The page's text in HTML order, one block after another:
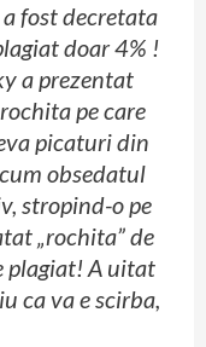
fost decretata
doar 4% !
a prezentat
pe care
picaturi din
obsedatul
stropind-o pe
„rochita” de
plagiat! A uitat
ca va e scirba,